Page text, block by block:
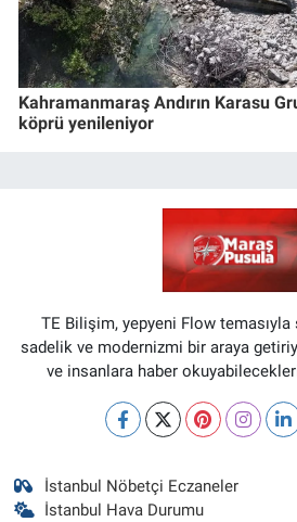
Kahramanmaraş Andırın Karasu
köprü yenileniyor
TE Bilişim, yepyeni Flow
sadelik ve modernizmi bir araya
ve insanlara haber
İstanbul Nöbetçi Eczaneler
İstanbul Hava Durumu